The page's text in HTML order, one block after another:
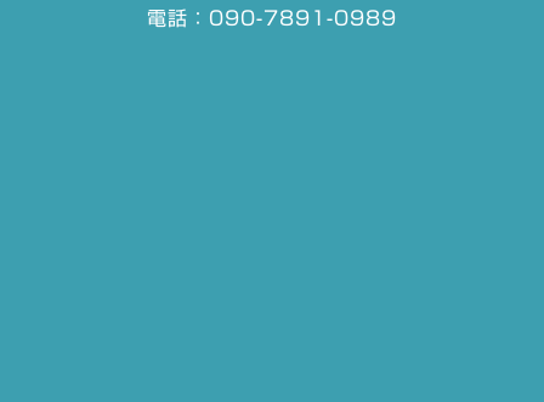
電話：090-7891-0989